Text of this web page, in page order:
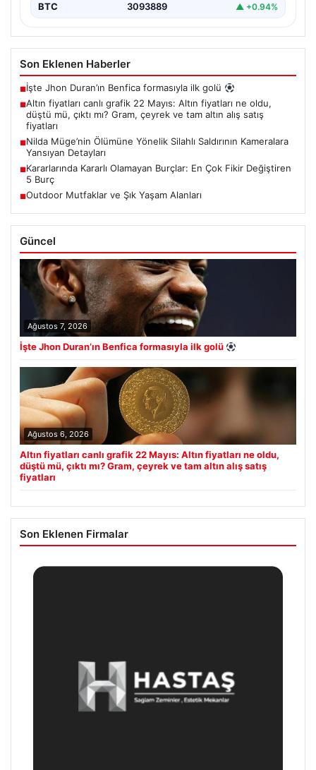
BTC 3093889 ▲ +0.94%
Son Eklenen Haberler
■İşte Jhon Duran’ın Benfica formasıyla ilk golü
■Altın fiyatları canlı grafik 22 Mayıs: Altın fiyatları ne oldu,
düştü mü, çıktı mı? Gram, çeyrek ve tam altın alış satış
fiyatları
■Nilda Müge’nin Ölümüne Yönelik Silahlı Saldırının Kameralara
Yansıyan Detayları
■Kararlarında Kararlı Olamayan Burçlar: En Çok Fikir Değiştiren
5 Burç
■Outdoor Mutfaklar ve Şık Yaşam Alanları
Güncel
Ağustos 7, 2026
İşte Jhon Duran’ın Benfica formasıyla ilk golü
Ağustos 6, 2026
Altın fiyatları canlı grafik 22 Mayıs: Altın fiyatları ne oldu,
düştü mü, çıktı mı? Gram, çeyrek ve tam altın alış satış
fiyatları
Son Eklenen Firmalar